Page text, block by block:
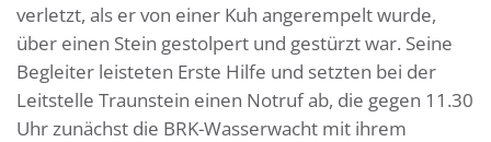
verletzt, als er von einer Kuh angerempelt wurde,
über einen Stein gestolpert und gestürzt war. Seine
Begleiter leisteten Erste Hilfe und setzten bei der
Leitstelle Traunstein einen Notruf ab, die gegen 11.30
Uhr zunächst die BRK-Wasserwacht mit ihrem